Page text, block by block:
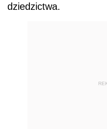
dziedzictwa.